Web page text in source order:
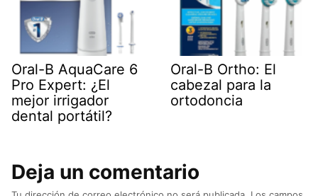
Oral-B AquaCare 6
Pro Expert: ¿El
mejor irrigador
dental portátil?
Oral-B Ortho: El
cabezal para la
ortodoncia
Deja un comentario